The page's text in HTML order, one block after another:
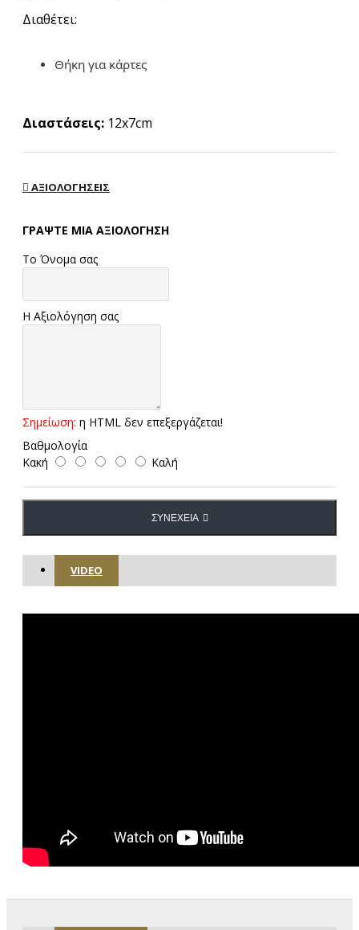
Διαθέτει:
Θήκη για κάρτες
Διαστάσεις: 12x7cm
ΑΞΙΟΛΟΓΉΣΕΙΣ
ΓΡΆΨΤΕ ΜΙΑ ΑΞΙΟΛΌΓΗΣΗ
Το Όνομα σας
Η Αξιολόγηση σας
Σημείωση: η HTML δεν επεξεργάζεται!
Βαθμολογία
Κακή
Καλή
ΣΥΝΈΧΕΙΑ
VIDEO